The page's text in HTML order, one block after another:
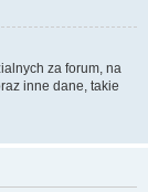
za forum, na
inne dane, takie